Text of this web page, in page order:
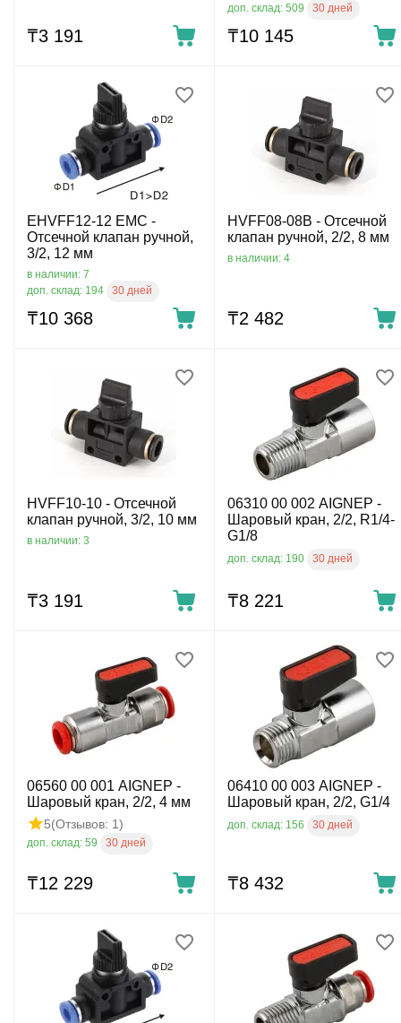
₸3 191
доп. склад: 509
30 дней
₸10 145
EHVFF12-12 EMC -
Отсечной клапан ручной,
3/2, 12 мм
в наличии: 7
доп. склад: 194
30 дней
₸10 368
HVFF08-08B - Отсечной
клапан ручной, 2/2, 8 мм
в наличии: 4
₸2 482
HVFF10-10 - Отсечной
клапан ручной, 3/2, 10 мм
в наличии: 3
₸3 191
06310 00 002 AIGNEP -
Шаровый кран, 2/2, R1/4-
G1/8
доп. склад: 190 30 дней
₸8 221
06560 00 001 AIGNEP -
Шаровый кран, 2/2, 4 мм
5(Отзывов: 1)
доп. склад: 59 30 дней
₸12 229
06410 00 003 AIGNEP -
Шаровый кран, 2/2, G1/4
доп. склад: 156 30 дней
₸8 432